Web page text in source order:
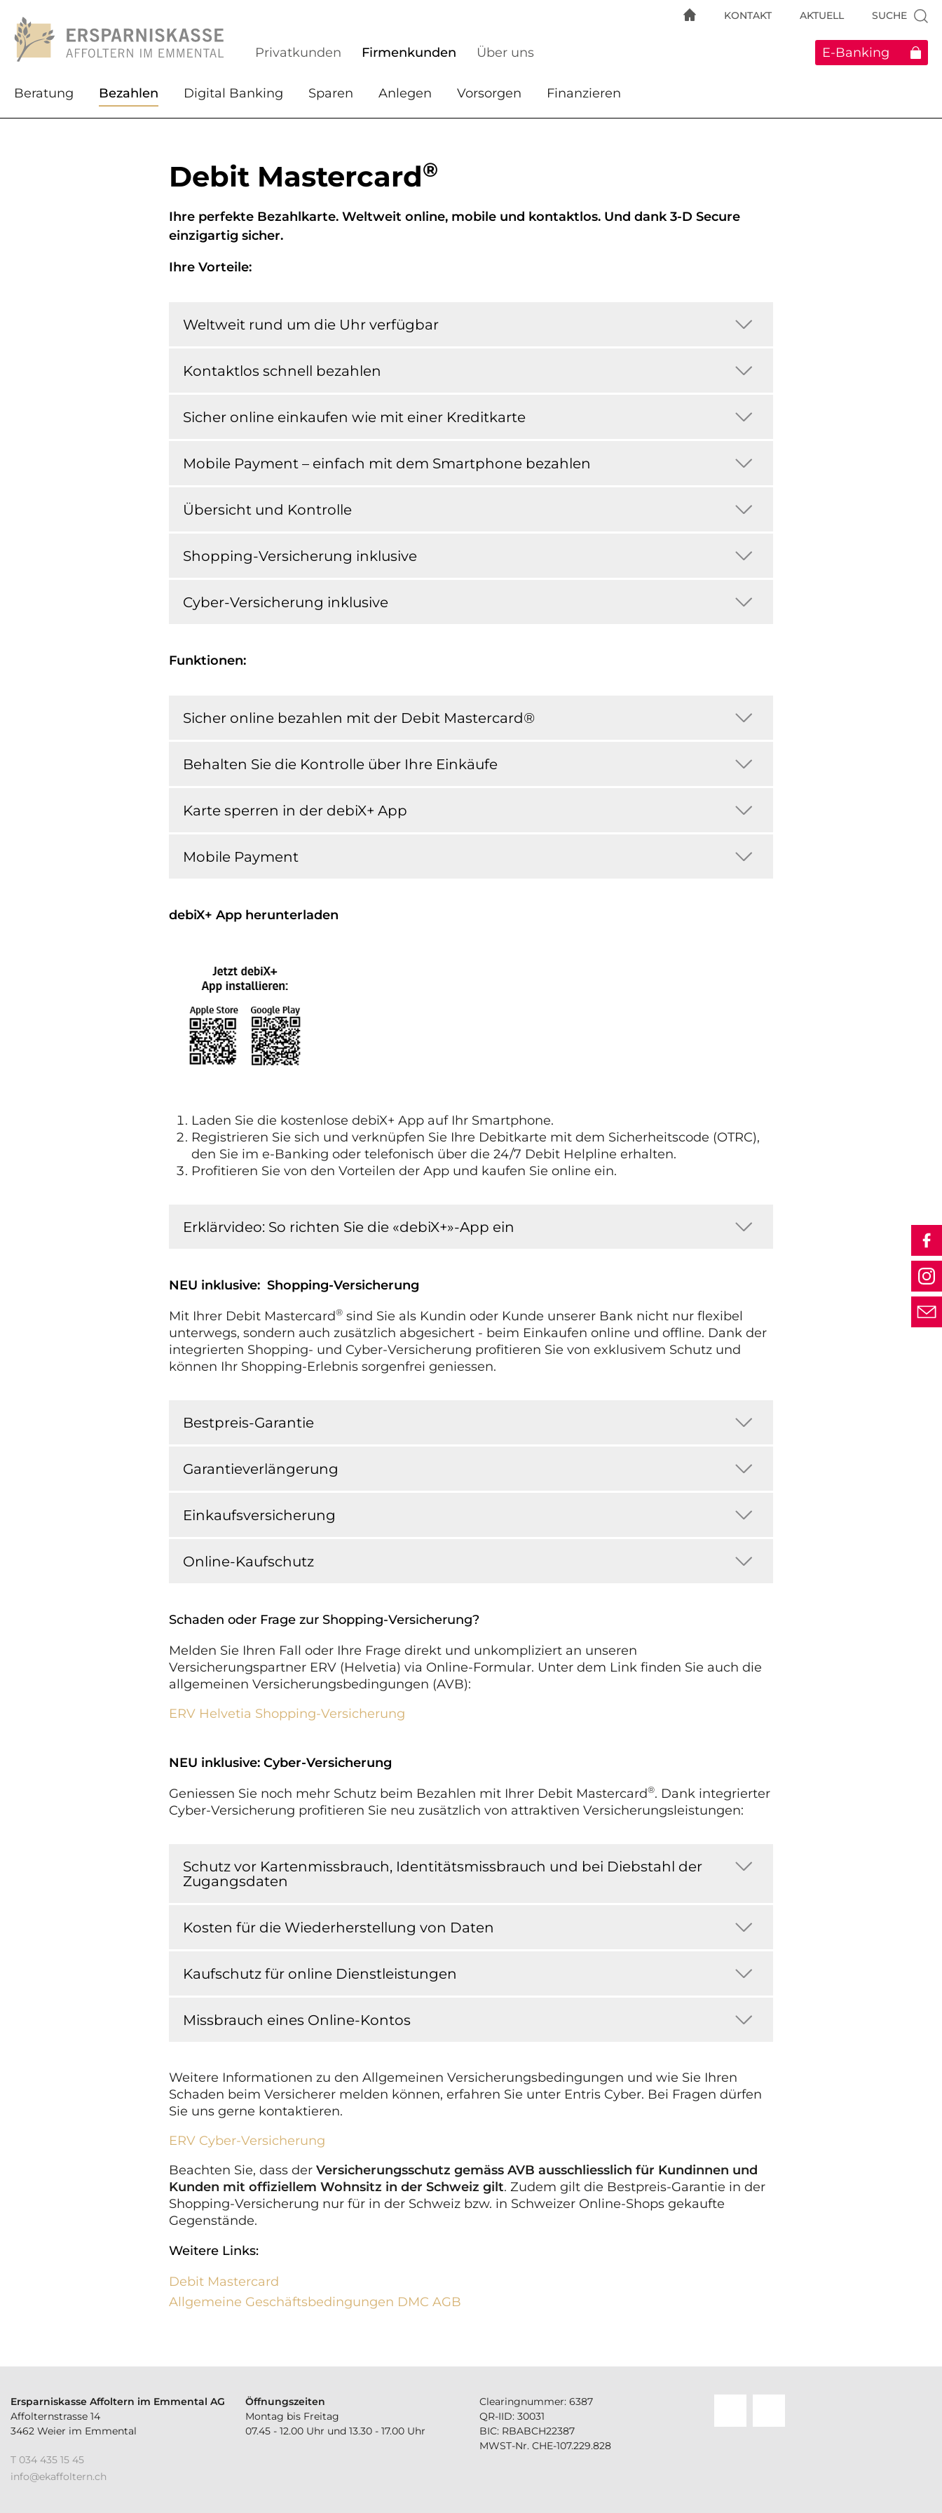
KONTAKT AKTUELL SUCHE
E-Banking
Privatkunden Firmenkunden Über uns
Beratung Bezahlen Digital Banking Sparen Anlegen Vorsorgen Finanzieren
Debit Mastercard®
Ihre perfekte Bezahlkarte. Weltweit online, mobile und kontaktlos. Und dank 3-D Secure
einzigartig sicher.
Ihre Vorteile:
Weltweit rund um die Uhr verfügbar
Kontaktlos schnell bezahlen
Sicher online einkaufen wie mit einer Kreditkarte
Mobile Payment – einfach mit dem Smartphone bezahlen
Übersicht und Kontrolle
Shopping-Versicherung inklusive
Cyber-Versicherung inklusive
Funktionen:
Sicher online bezahlen mit der Debit Mastercard®
Behalten Sie die Kontrolle über Ihre Einkäufe
Karte sperren in der debiX+ App
Mobile Payment
debiX+ App herunterladen
Laden Sie die kostenlose debiX+ App auf Ihr Smartphone.
Registrieren Sie sich und verknüpfen Sie Ihre Debitkarte mit dem Sicherheitscode (OTRC),
den Sie im e-Banking oder telefonisch über die 24/7 Debit Helpline erhalten.
Profitieren Sie von den Vorteilen der App und kaufen Sie online ein.
Erklärvideo: So richten Sie die «debiX+»-App ein
NEU inklusive: Shopping-Versicherung
Mit Ihrer Debit Mastercard®sind Sie als Kundin oder Kunde unserer Bank nicht nur flexibel
unterwegs, sondern auch zusätzlich abgesichert - beim Einkaufen online und offline. Dank der
integrierten Shopping- und Cyber-Versicherung profitieren Sie von exklusivem Schutz und
können Ihr Shopping-Erlebnis sorgenfrei geniessen.
Bestpreis-Garantie
Garantieverlängerung
Einkaufsversicherung
Online-Kaufschutz
Schaden oder Frage zur Shopping-Versicherung?
Melden Sie Ihren Fall oder Ihre Frage direkt und unkompliziert an unseren
Versicherungspartner ERV (Helvetia) via Online-Formular. Unter dem Link finden Sie auch die
allgemeinen Versicherungsbedingungen (AVB):
ERV Helvetia Shopping-Versicherung
NEU inklusive: Cyber-Versicherung
Geniessen Sie noch mehr Schutz beim Bezahlen mit Ihrer Debit Mastercard®. Dank integrierter
Cyber-Versicherung profitieren Sie neu zusätzlich von attraktiven Versicherungsleistungen:
Schutz vor Kartenmissbrauch, Identitätsmissbrauch und bei Diebstahl der
Zugangsdaten
Kosten für die Wiederherstellung von Daten
Kaufschutz für online Dienstleistungen
Missbrauch eines Online-Kontos
Weitere Informationen zu den Allgemeinen Versicherungsbedingungen und wie Sie Ihren
Schaden beim Versicherer melden können, erfahren Sie unter Entris Cyber. Bei Fragen dürfen
Sie uns gerne kontaktieren.
ERV Cyber-Versicherung
Beachten Sie, dass der Versicherungsschutz gemäss AVB ausschliesslich für Kundinnen und
Kunden mit offiziellem Wohnsitz in der Schweiz gilt. Zudem gilt die Bestpreis-Garantie in der
Shopping-Versicherung nur für in der Schweiz bzw. in Schweizer Online-Shops gekaufte
Gegenstände.
Weitere Links:
Debit Mastercard
Allgemeine Geschäftsbedingungen DMC AGB
Ersparniskasse Affoltern im Emmental AG
Affolternstrasse 14
3462 Weier im Emmental
T 034 435 15 45
nf
k ff lt rn ch
Öffnungszeiten
Montag bis Freitag
07.45 - 12.00 Uhr und 13.30 - 17.00 Uhr
Clearingnummer: 6387
QR-IID: 30031
BIC: RBABCH22387
MWST-Nr. CHE-107.229.828